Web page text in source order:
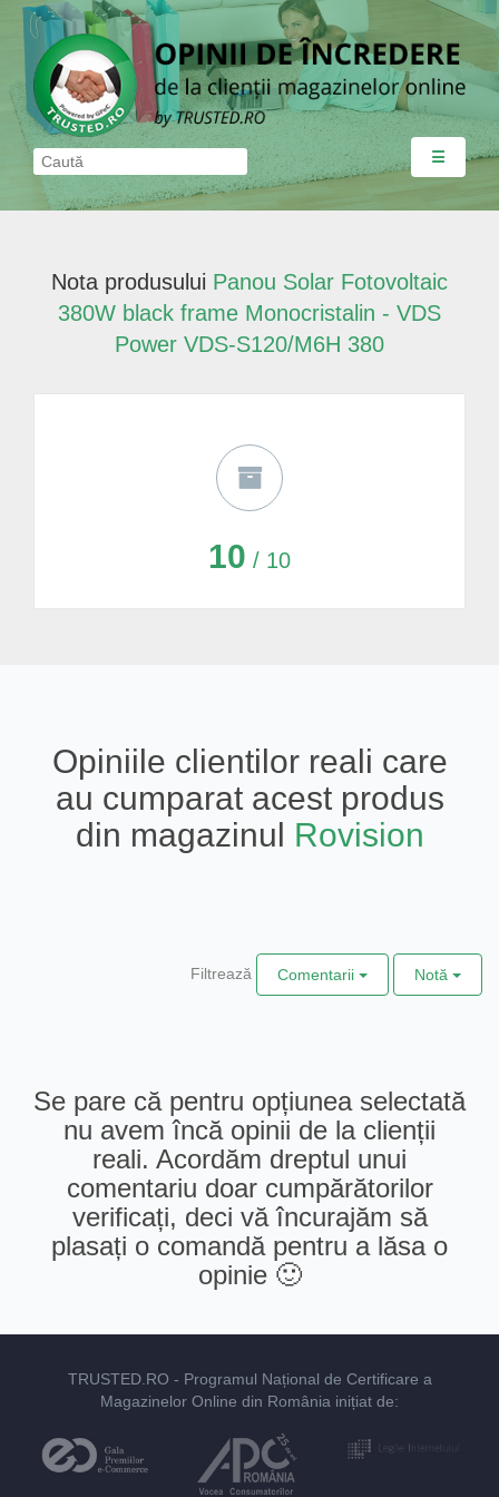
☰
Nota produsului Panou Solar Fotovoltaic
380W black frame Monocristalin - VDS
Power VDS-S120/M6H 380
10 / 10
Opiniile clientilor reali care
au cumparat acest produs
din magazinul Rovision
Filtrează Comentarii Notă
Se pare că pentru opțiunea selectată
nu avem încă opinii de la clienții
reali. Acordăm dreptul unui
comentariu doar cumpărătorilor
verificați, deci vă încurajăm să
plasați o comandă pentru a lăsa o
opinie 🙂
TRUSTED.RO - Programul Național de Certificare a
Magazinelor Online din România inițiat de: